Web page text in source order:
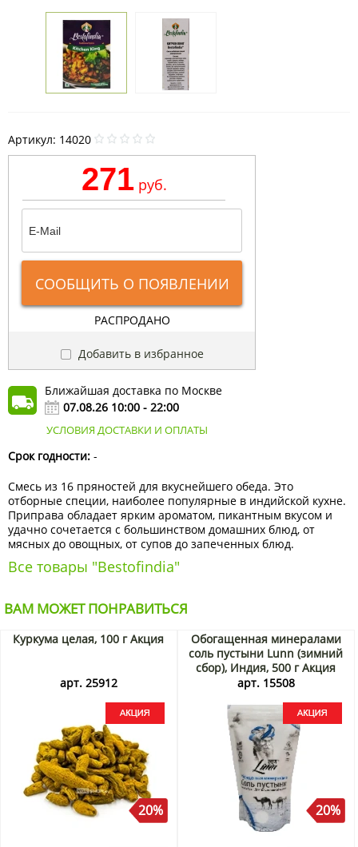
Артикул: 14020
271 руб.
СООБЩИТЬ О ПОЯВЛЕНИИ
РАСПРОДАНО
Добавить в избранное
Ближайшая доставка по Москве
07.08.26 10:00 - 22:00
УСЛОВИЯ ДОСТАВКИ И ОПЛАТЫ
Срок годности: -
Смесь из 16 пряностей для вкуснейшего обеда. Это
отборные специи, наиболее популярные в индийской кухне.
Приправа обладает ярким ароматом, пикантным вкусом и
удачно сочетается с большинством домашних блюд, от
мясных до овощных, от супов до запеченных блюд.
Все товары "Bestofindia"
ВАМ МОЖЕТ ПОНРАВИТЬСЯ
Куркума целая, 100 г Акция
арт. 25912
20%
Обогащенная минералами
соль пустыни Lunn (зимний
сбор), Индия, 500 г Акция
арт. 15508
20%